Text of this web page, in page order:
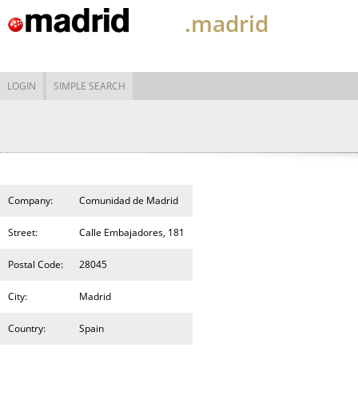
.madrid
LOGIN SIMPLE SEARCH
Company: Comunidad de Madrid
Street: Calle Embajadores, 181
Postal Code: 28045
City: Madrid
Country: Spain